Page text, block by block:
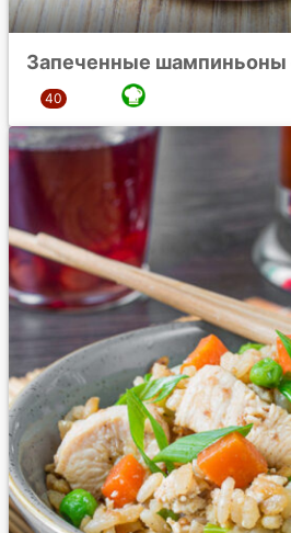
Запеченные шампиньоны